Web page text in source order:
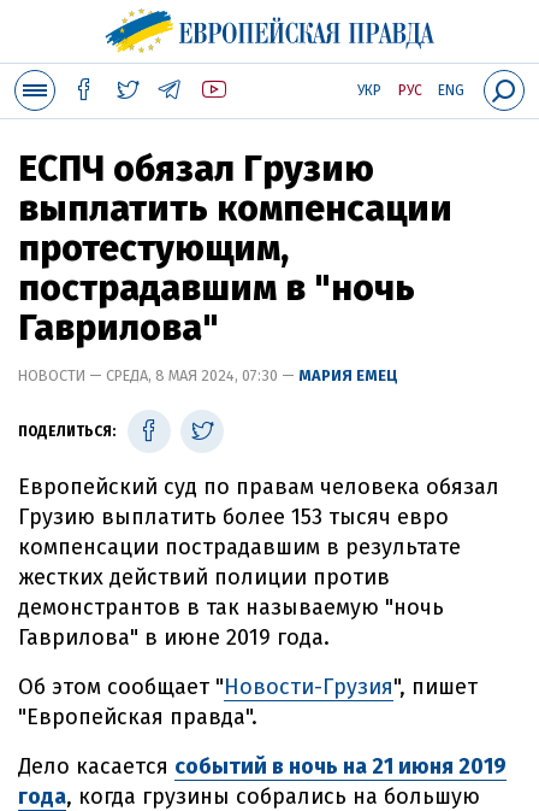
УКР РУС ENG
ЕСПЧ обязал Грузию
выплатить компенсации
протестующим,
пострадавшим в "ночь
Гаврилова"
НОВОСТИ — СРЕДА, 8 МАЯ 2024, 07:30 — МАРИЯ ЕМЕЦ
ПОДЕЛИТЬСЯ:
Европейский суд по правам человека обязал
Грузию выплатить более 153 тысяч евро
компенсации пострадавшим в результате
жестких действий полиции против
демонстрантов в так называемую "ночь
Гаврилова" в июне 2019 года.
Об этом сообщает "Новости-Грузия", пишет
"Европейская правда".
Дело касается событий в ночь на 21 июня 2019
года, когда грузины собрались на большую